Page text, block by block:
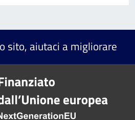
sito, aiutaci a migliorare